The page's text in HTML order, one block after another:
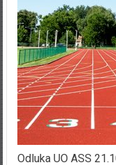
Odluka UO ASS